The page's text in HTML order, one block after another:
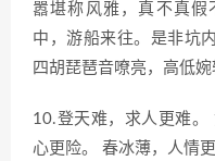
嚣堪称风雅，真不真假
中，游船来往。是非坑
四胡琵琶音嘹亮，高低
10.登天难，求人更难。
心更险。 春冰薄，人情